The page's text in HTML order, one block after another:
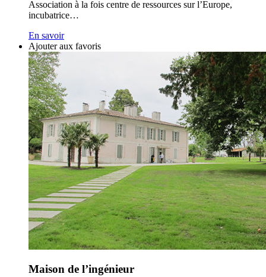
Association à la fois centre de ressources sur l’Europe,
incubatrice…
En savoir
Ajouter aux favoris
Maison de l’ingénieur